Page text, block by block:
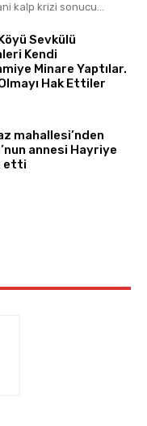
kalp krizi sonucu...
Sevkülü
Kendi
Minare Yaptılar.
Hak Ettiler
mahallesi’nden
annesi Hayriye
etti